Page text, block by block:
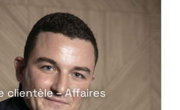
clientèle – Affaires